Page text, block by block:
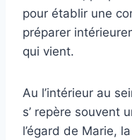
pour établir une
préparer
qui vient.
Au l’intérieur au
s’ repère souvent
l’égard de Marie,